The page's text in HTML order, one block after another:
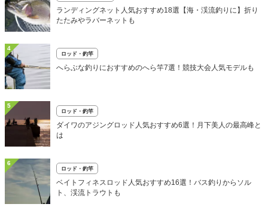
ランディングネット人気おすすめ18選【海・渓流釣りに】折り
たたみやラバーネットも
4
ロッド・釣竿
へらぶな釣りにおすすめのへら竿7選！競技大会人気モデルも
5
ロッド・釣竿
ダイワのアジングロッド人気おすすめ6選！月下美人の最高峰と
は
6
ロッド・釣竿
ベイトフィネスロッド人気おすすめ16選！バス釣りからソル
ト、渓流トラウトも